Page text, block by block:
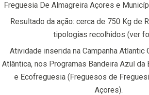
Freguesia De Almagreira Açores e
Resultado da ação: cerca de 750 Kg de
tipologias recolhidos (ver
Atividade inserida na Campanha Atlantic
Atlântica, nos Programas Bandeira Azul da
e Ecofreguesia (Freguesos de
Açores).